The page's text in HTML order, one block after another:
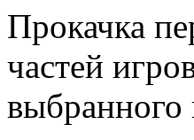
Прокачка
частей
выбранного